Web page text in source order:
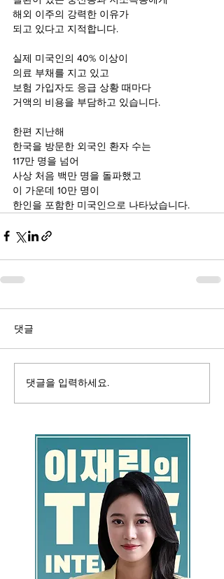
해외 이주의 강력한 이유가
되고 있다고 지적합니다.
실제 미국인의 40% 이상이
의료 부채를 지고 있고
보험 가입자도 응급 상황 때마다
거액의 비용을 부담하고 있습니다.
한편 지난해
한국을 방문한 외국인 환자 수는
117만 명을 넘어
사상 처음 백만 명을 돌파했고
이 가운데 10만 명이
한인을 포함한 미국인으로 나타났습니다.
댓글
댓글을 입력하세요.